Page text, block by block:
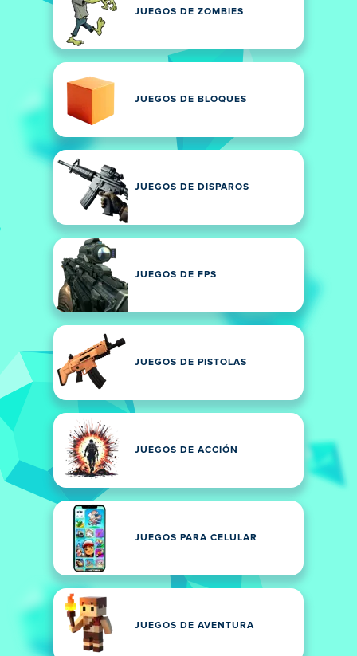
JUEGOS DE ZOMBIES
JUEGOS DE BLOQUES
JUEGOS DE DISPAROS
JUEGOS DE FPS
JUEGOS DE PISTOLAS
JUEGOS DE ACCIÓN
JUEGOS PARA CELULAR
JUEGOS DE AVENTURA